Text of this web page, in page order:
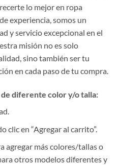
lo mejor en ropa
experiencia, somos un
y servicio excepcional en el
misión no es solo
sino también ser tu
en cada paso de tu compra.
diferente color y/o talla:
clic en “Agregar al carrito”.
agregar más colores/tallas o
otros modelos diferentes y